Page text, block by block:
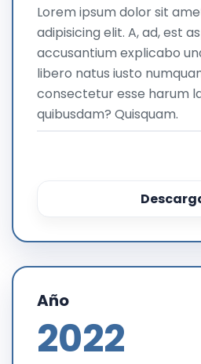
Lorem ipsum dolor sit
adipisicing elit. A, ad, est
accusantium explicabo
libero natus iusto
consectetur esse harum
quibusdam? Quisquam.
Año
2022